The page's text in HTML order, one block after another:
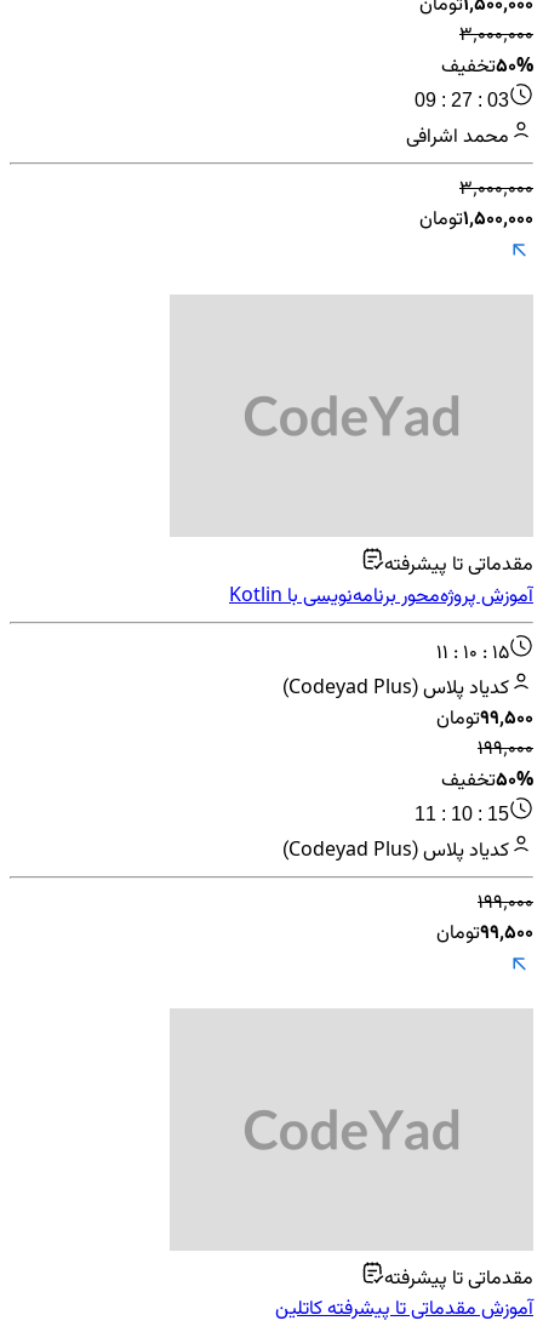
۳٬۰۰۰٬۰۰۰
50%تخفیف
09 : 27 : 03
محمد اشرافی
۳٬۰۰۰٬۰۰۰
۱٬۵۰۰٬۰۰۰تومان
مقدماتی تا پیشرفته
آموزش پروژه‌محور برنامه‌نویسی با Kotlin
11 : 10 : 15
کدیاد پلاس (Codeyad Plus)
۹۹٬۵۰۰تومان
۱۹۹٬۰۰۰
50%تخفیف
11 : 10 : 15
کدیاد پلاس (Codeyad Plus)
۱۹۹٬۰۰۰
۹۹٬۵۰۰تومان
مقدماتی تا پیشرفته
آموزش مقدماتی تا پیشرفته کاتلین